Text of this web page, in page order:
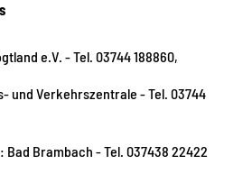
e.V. - Tel. 03744 188860,
und Verkehrszentrale - Tel. 03744
Brambach - Tel. 037438 22422